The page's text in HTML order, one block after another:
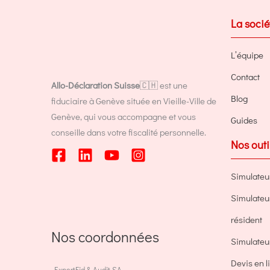
Allo-Déclaration Suisse🇨🇭 est une
fiduciaire à Genève située en Vieille-Ville de
Genève, qui vous accompagne et vous
conseille dans votre fiscalité personnelle.
Nos coordonnées
La
L’équipe
Contact
Blog
Guides
Nos
résident
Devis en